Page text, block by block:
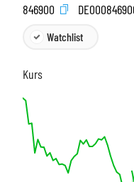
846900
Watchlist
Kurs